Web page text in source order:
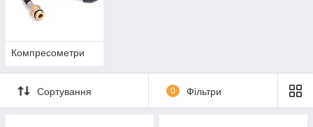
Компресометри
Сортування 0 Фільтри